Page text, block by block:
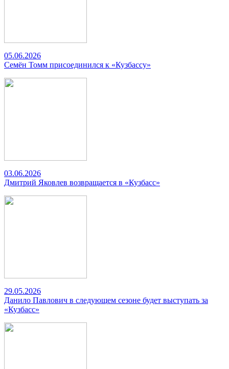
05.06.2026
Семён Томм присоединился к «Кузбассу»
03.06.2026
Дмитрий Яковлев возвращается в «Кузбасс»
29.05.2026
Данило Павлович в следующем сезоне будет выступать за
«Кузбасс»